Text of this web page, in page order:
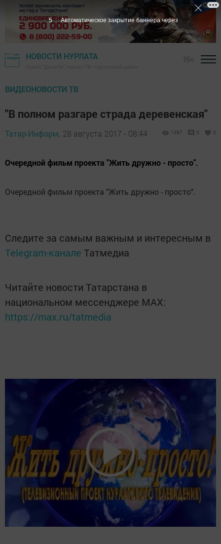
НОВОСТИ НУРЛАТА
ВИДЕОНОВОСТИ ТВ
"В полном разгаре страда деревенская"
Татар-Информ, 28 августа 2017 - 08:44 1097 0 0
Очередной фильм проекта "Жить дружно - просто".
Очередной фильм проекта "Жить дружно - просто".
Следите за самым важным и интересным в
Telegram-канале Татмедиа
Читайте новости Татарстана в
национальном мессенджере MАХ:
https://max.ru/tatmedia
5 Автоматическое закрытие баннера через